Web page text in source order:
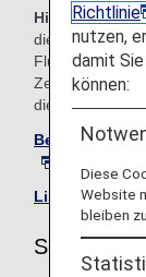
Hinweis:In den
die
Zeitpunkt der
die
Besuchen Sie
Liste von
Richtlinie
nutzen,
damit
können:
Diese
Website
bleiben